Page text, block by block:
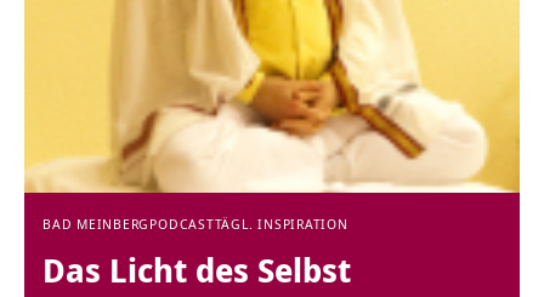
BAD MEINBERG PODCASTTÄGL. INSPIRATION
Das Licht des Selbst